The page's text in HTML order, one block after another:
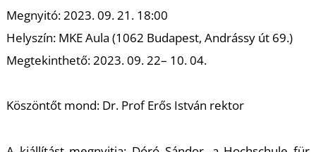
Megnyitó: 2023. 09. 21. 18:00
Helyszín: MKE Aula (1062 Budapest, Andrássy út 69.)
Megtekinthető: 2023. 09. 22– 10. 04.
Köszöntőt mond: Dr. Prof Erős István rektor